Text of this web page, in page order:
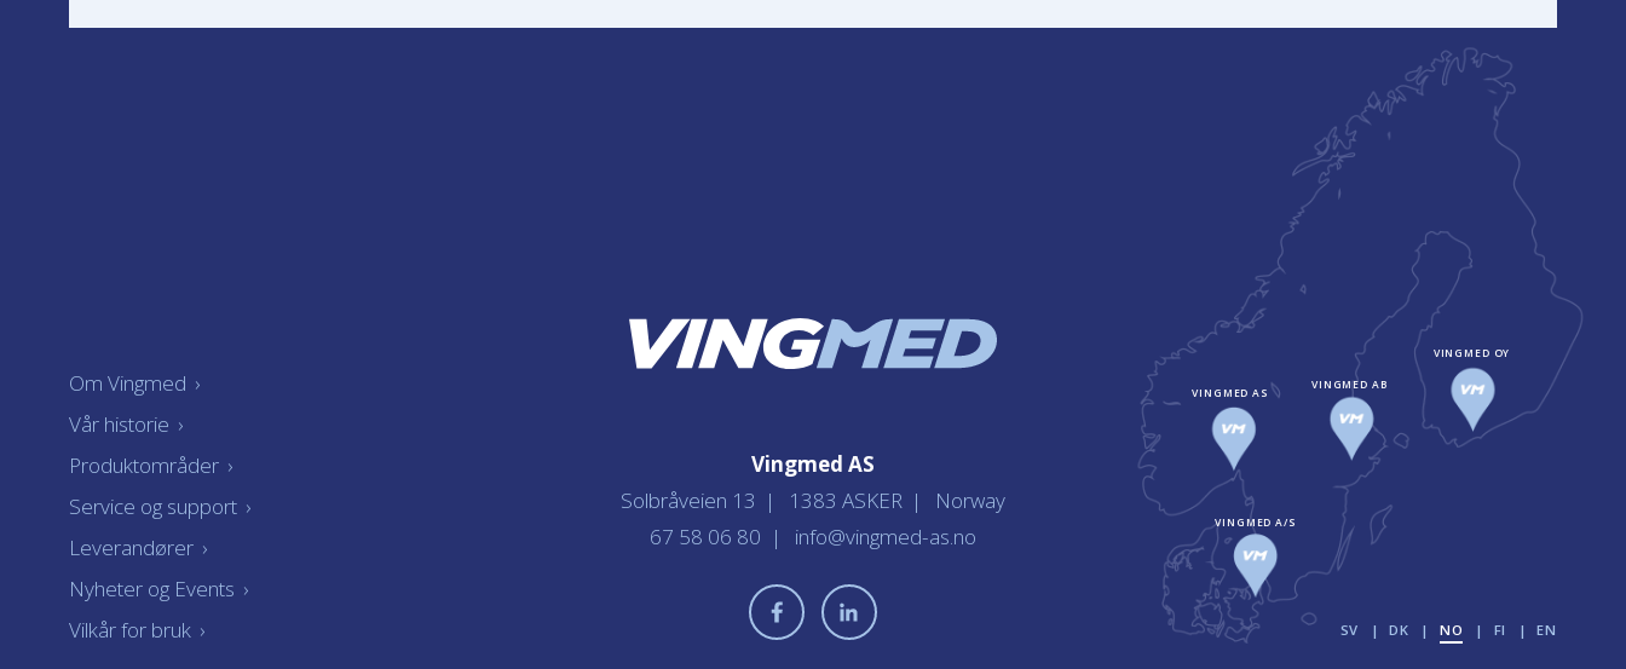
Om Vingmed ›
Vår historie ›
Produktområder ›
Service og support ›
Leverandører ›
Nyheter og Events ›
Vilkår for bruk ›
Vingmed AS
Solbråveien 13
1383 ASKER
Norway
67 58 06 80
info@vingmed-as.no
VINGMED A/S
VINGMED AS
VINGMED AB
VINGMED OY
SV DK NO FI EN